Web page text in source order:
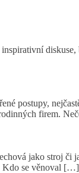
diskuse,
postupy,
firem.
jako stroj či
Kdo se věnoval […]